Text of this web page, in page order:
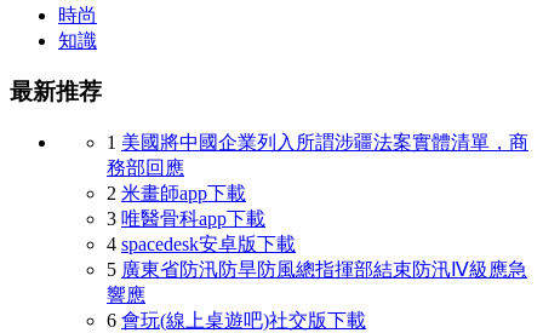
時尚
知識
最新推荐
1 美國將中國企業列入所謂涉疆法案實體清單，商
務部回應
2 米畫師app下載
3 唯醫骨科app下載
4 spacedesk安卓版下載
5 廣東省防汛防旱防風總指揮部結束防汛Ⅳ級應急
響應
6 會玩(線上桌遊吧)社交版下載